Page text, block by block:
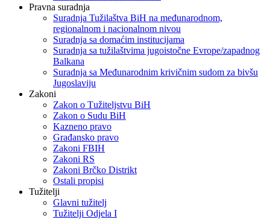
Pravna suradnja
Suradnja Tužilaštva BiH na međunarodnom,
regionalnom i nacionalnom nivou
Suradnja sa domaćim institucijama
Suradnja sa tužilaštvima jugoistočne Evrope/zapadnog
Balkana
Suradnja sa Međunarodnim krivičnim sudom za bivšu
Jugoslaviju
Zakoni
Zakon o Тužiteljstvu BiH
Zakon o Sudu BiH
Kazneno pravo
Građansko pravo
Zakoni FBIH
Zakoni RS
Zakoni Brčko Distrikt
Ostali propisi
Tužitelji
Glavni tužitelj
Tužitelji Odjela I